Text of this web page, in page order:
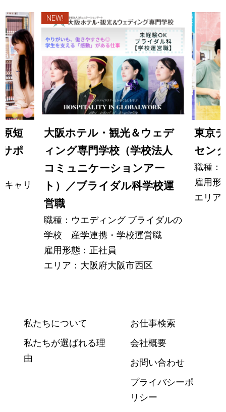
短
ポ
キャリ
NEW!
大阪ホテル・観光＆ウェデ
ィング専門学校（学校法人
コミュニケーションアー
ト）／ブライダル科学校運
営職
職種：ウエディング ブライダルの
学校 産学連携・学校運営職
雇用形態：正社員
エリア：大阪府大阪市西区
東京
セン
職種：
雇用形
エリア
私たちについて
私たちが選ばれる理
由
お仕事検索
会社概要
お問い合わせ
プライバシーポ
リシー